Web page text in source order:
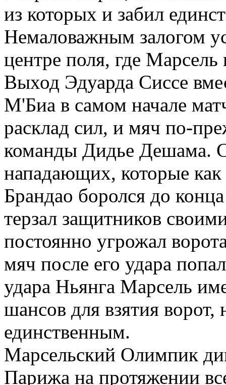
из которых и забил
Немаловажным залогом
центре поля, где
Выход Эдуарда Сиссе
М'Биа в самом начале
расклад сил, и мяч по-
команды Дидье Дешама.
нападающих, которые
Брандао боролся до
терзал защитников
постоянно угрожал
мяч после его удара
удара Ньянга Марсель
шансов для взятия
единственным.
Марсельский Олимпик
Парижа на протяжении